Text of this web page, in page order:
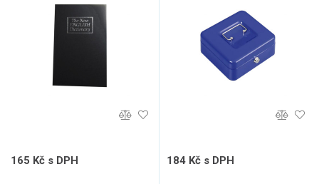
165 Kč s DPH 184 Kč s DPH